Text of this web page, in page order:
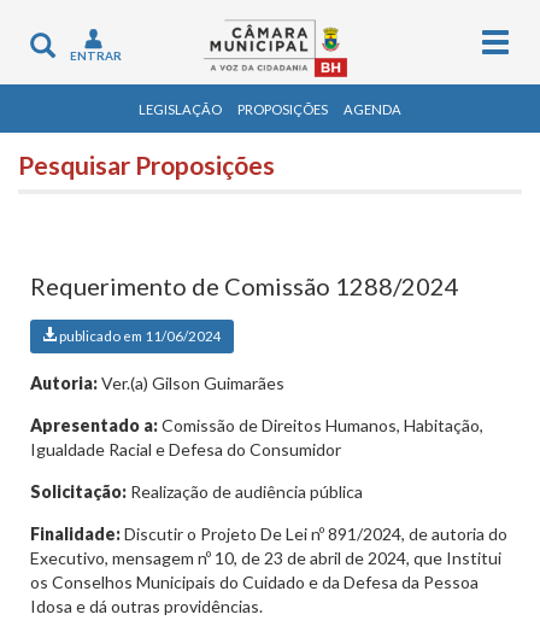
Toggle
navigation
ENTRAR
LEGISLAÇÃO PROPOSIÇÕES AGENDA
Pesquisar Proposições
Requerimento de Comissão 1288/2024
publicado em 11/06/2024
Autoria:Ver.(a) Gilson Guimarães
Apresentado a:Comissão de Direitos Humanos, Habitação,
Igualdade Racial e Defesa do Consumidor
Solicitação: Realização de audiência pública
Finalidade:Discutir o Projeto De Lei nº 891/2024, de autoria do
Executivo, mensagem nº 10, de 23 de abril de 2024, que Institui
os Conselhos Municipais do Cuidado e da Defesa da Pessoa
Idosa e dá outras providências.